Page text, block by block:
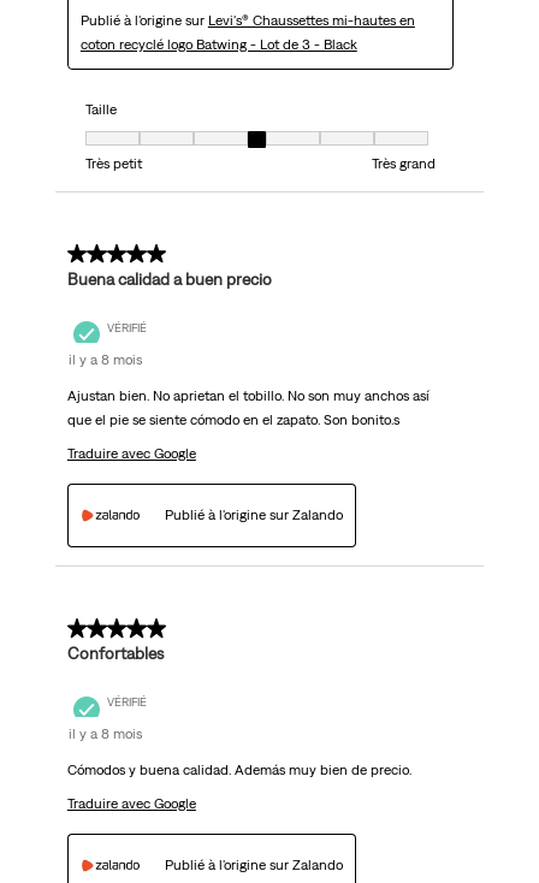
Publié à l'origine sur Levi's® Chaussettes mi-hautes en
coton recyclé logo Batwing - Lot de 3 - Black
Taille
Très petit
Très grand
5 sur 5 étoiles.
Buena calidad a buen precio
VÉRIFIÉ
il y a 8 mois
Ajustan bien. No aprietan el tobillo. No son muy anchos así
que el pie se siente cómodo en el zapato. Son bonito.s
Traduire avec Google
Publié à l'origine sur Zalando
5 sur 5 étoiles.
Confortables
VÉRIFIÉ
il y a 8 mois
Cómodos y buena calidad. Además muy bien de precio.
Traduire avec Google
Publié à l'origine sur Zalando